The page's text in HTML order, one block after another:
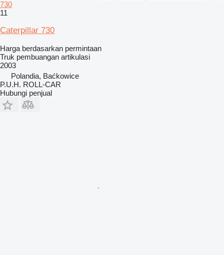
730
11
Caterpillar 730
Harga berdasarkan permintaan
Truk pembuangan artikulasi
2003
Polandia, Baćkowice
P.U.H. ROLL-CAR
Hubungi penjual